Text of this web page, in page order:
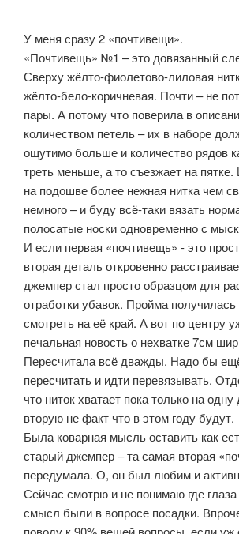
У меня сразу 2 «почтивещи».
«Почтивещь» №1 – это довязанный
Сверху жёлто-фиолетово-лиловая
жёлто-бело-коричневая. Почти – не
пары. А потому что поверила в
количеством петель – их в наборе
ощутимо больше и количество рядов
треть меньше, а то съезжает на
на подошве более нежная нитка чем
немного – и буду всё-таки вязать
полосатые носки одновременно с
И если первая «почтивещь» - это
вторая деталь откровенно
джемпер стал просто образцом для
отработки убавок. Пройма
смотреть на её край. А вот по центру
печальная новость о нехватке 7см
Пересчитала всё дважды. Надо бы
пересчитать и идти перевязывать.
что ниток хватает пока только на
вторую не факт что в этом году будут.
Была коварная мысль оставить как
старый джемпер – та самая вторая
передумала. О, он был любим и
Сейчас смотрю и не понимаю где
смысл были в вопросе посадки.